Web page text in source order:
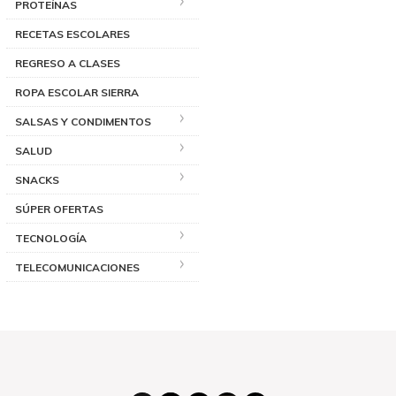
PROTEÍNAS
RECETAS ESCOLARES
REGRESO A CLASES
ROPA ESCOLAR SIERRA
SALSAS Y CONDIMENTOS
SALUD
SNACKS
SÚPER OFERTAS
TECNOLOGÍA
TELECOMUNICACIONES